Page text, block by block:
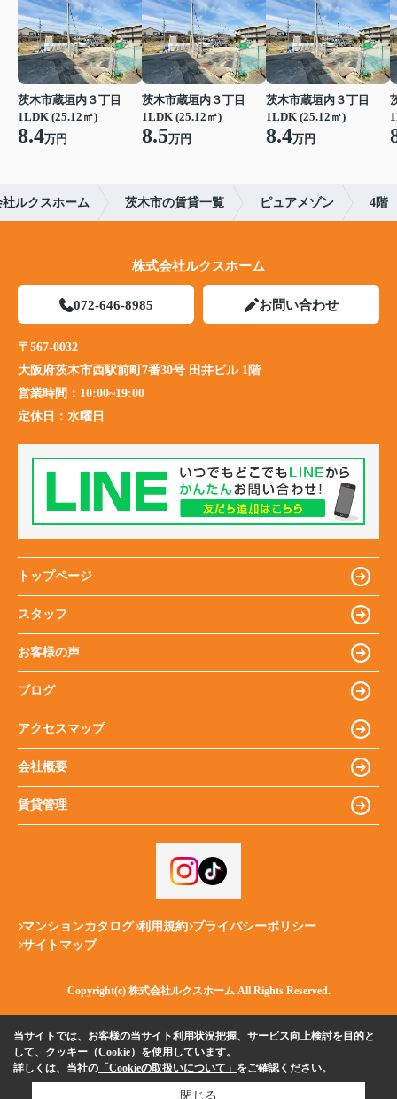
茨木市蔵垣内３丁目
1LDK (25.12㎡)
8.4万円
茨木市蔵垣内３丁目
1LDK (25.12㎡)
8.5万円
茨木市蔵垣内３丁目
1LDK (25.12㎡)
8.4万円
ルクスホーム 茨木市の賃貸一覧 ピュアメゾン 4階
株式会社ルクスホーム
072-646-8985 お問い合わせ
〒567-0032
大阪府茨木市西駅前町7番30号 田井ビル 1階
営業時間： 10:00~19:00
定休日： 水曜日
トップページ
スタッフ
お客様の声
ブログ
アクセスマップ
会社概要
賃貸管理
マンションカタログ 利用規約 プライバシーポリシー
サイトマップ
Copyright(c) 株式会社ルクスホーム All Rights Reserved.
当サイトでは、お客様の当サイト利用状況把握、サービス向上検討を目的と
して、クッキー（Cookie）を使用しています。
詳しくは、当社の 「Cookieの取扱いについて」 をご確認ください。
閉じる